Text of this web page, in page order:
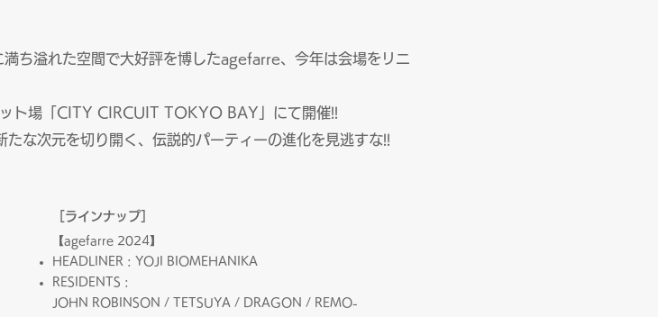
ち溢れた空間で大好評を博したagefarre、今年は会場をリニ
ト場「CITY CIRCUIT TOKYO BAY」にて開催!!
な次元を切り開く、伝説的パーティーの進化を見逃すな!!
［ラインナップ
【agefarre 2024】
HEADLINER : YOJI BIOMEHANIKA
RESIDENTS :
JOHN ROBINSON / TETSUYA / DRAGON / REMO-